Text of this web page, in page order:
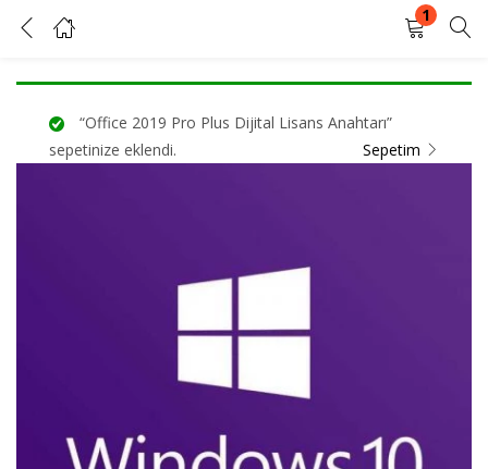
1
KAYIT OL
Kullanıcı adınızı ve şifrenizi girin.
“Office 2019 Pro Plus Dijital Lisans Anahtarı”
sepetinize eklendi.
Sepetim